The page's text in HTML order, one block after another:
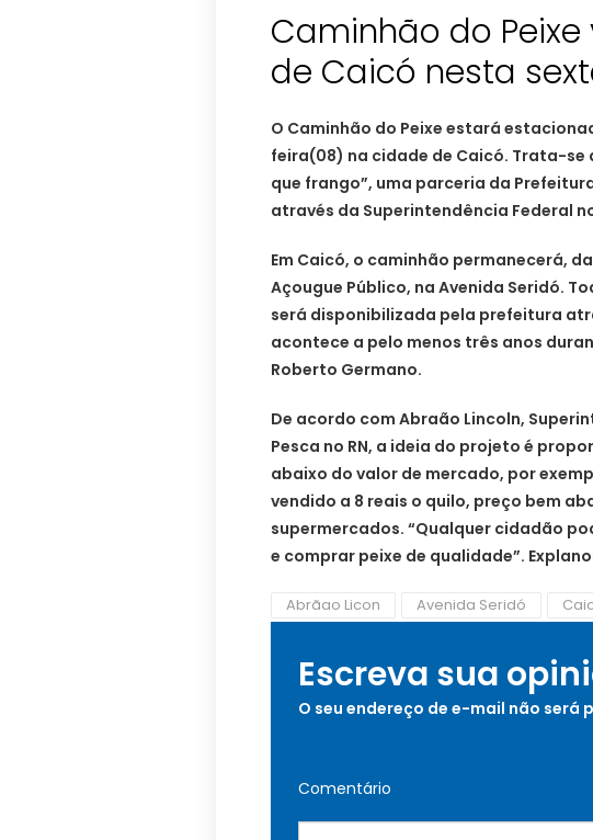
Caminhão do
de Caicó nesta
O Caminhão do Peixe estará
feira(08) na cidade de Caicó. Trata-se
que frango”, uma parceria da
através da Superintendência Federal
Em Caicó, o caminhão permanecerá,
Açougue Público, na Avenida Seridó.
será disponibilizada pela prefeitura
acontece a pelo menos três anos
Roberto Germano.
De acordo com Abraão Lincoln,
Pesca no RN, a ideia do projeto é
abaixo do valor de mercado, por
vendido a 8 reais o quilo, preço bem
supermercados. “Qualquer cidadão
e comprar peixe de qualidade”.
Abrãao Licon Avenida Seridó
Escreva sua
O seu endereço de e-mail não será
Comentário